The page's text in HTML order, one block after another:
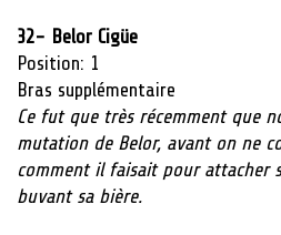
32- Belor Cigüe
Position: 1
Bras supplémentaire
Ce fut que très récemment que
mutation de Belor, avant on ne
comment il faisait pour attacher
buvant sa bière.